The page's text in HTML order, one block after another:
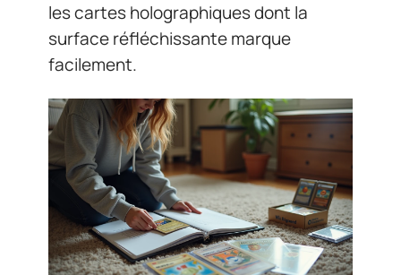
les cartes holographiques dont la
surface réfléchissante marque
facilement.